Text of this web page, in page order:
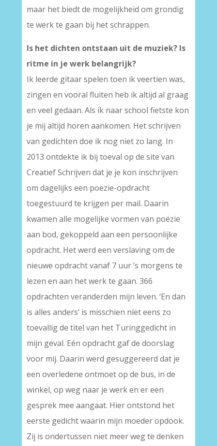
maar het biedt de mogelijkheid om grondig
te werk te gaan bij het schrappen.
Is het dichten ontstaan uit de muziek? Is
ritme in je werk belangrijk?
Ik leerde gitaar spelen toen ik veertien was,
zingen en vooral fluiten heb ik altijd al graag
en veel gedaan. Als ik naar school fietste kon
je mij altijd horen aankomen. Het schrijven
van gedichten doe ik nog niet zo lang. In
2013 ontdekte ik bij toeval op de site van
Creatief Schrijven dat je je kon inschrijven
om dagelijks een poëzie-opdracht
toegestuurd te krijgen per mail. Daarin
kwamen alle mogelijke vormen van poëzie
aan bod, gekoppeld aan een persoonlijke
opdracht. Het werd een verslaving om de
nieuwe opdracht vanaf 7 uur ’s morgens te
lezen en aan het werk te gaan. 366
opdrachten veranderden mijn leven. ‘En dan
is alles anders’ is misschien niet eens zo
toevallig de titel van het Turinggedicht in
mijn geval. Eén opdracht gaf de doorslag
voor mij. Daarin werd gesuggereerd dat je
een overledene ontmoet op de bus, in de
winkel, op weg naar je werk en er een
gesprek mee aangaat. Hier ontstond het
eerste gedicht waarin mijn moeder opdook.
Zij is ondertussen niet meer weg te denken